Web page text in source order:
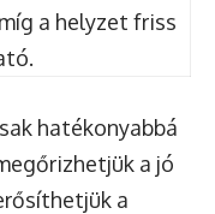
a helyzet friss
hatékonyabbá
a jó
a